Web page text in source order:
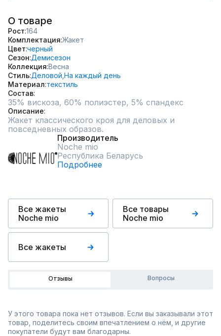
О товаре
Рост 164
Комплектация Жакет
Цвет черный
Сезон Демисезон
Коллекция Весна
Стиль Деловой, На каждый день
Материал текстиль
Состав
35% вискоза, 60% полиэстер, 5% спандекс
Описание
Жакет классического кроя для деловых и
повседневных образов.
Производитель
Noche mio
Республика Беларусь
Подробнее
Все жакеты
Noche mio
Все товары
Noche mio
Все жакеты
Отзывы Вопросы
У этого товара пока нет отзывов. Если вы заказывали этот
товар, поделитесь своим впечатлением о нём, и другие
покупатели будут вам благодарны.